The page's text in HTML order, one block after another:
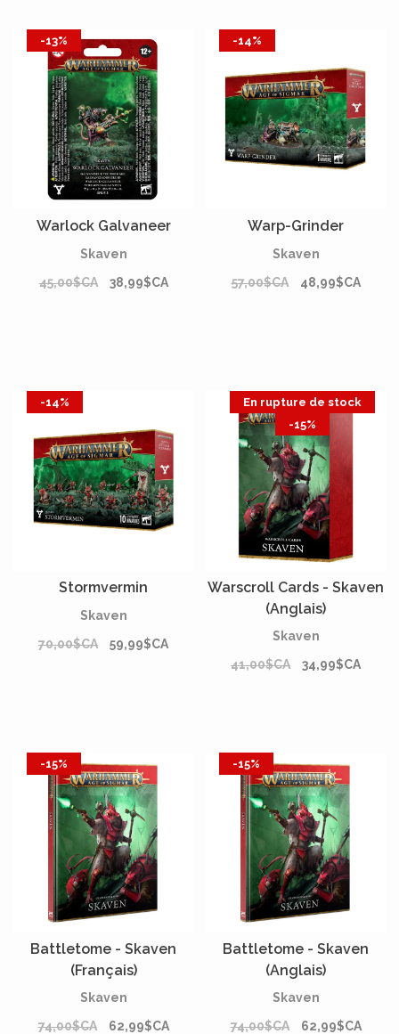
-13%
Warlock Galvaneer
Skaven
45,00$CA
38,99$CA
-14%
Warp-Grinder
Skaven
57,00$CA
48,99$CA
-14%
Stormvermin
Skaven
70,00$CA
59,99$CA
En rupture de stock
-15%
Warscroll Cards - Skaven
(Anglais)
Skaven
41,00$CA
34,99$CA
-15%
Battletome - Skaven
(Français)
Skaven
74,00$CA
62,99$CA
-15%
Battletome - Skaven
(Anglais)
Skaven
74,00$CA
62,99$CA